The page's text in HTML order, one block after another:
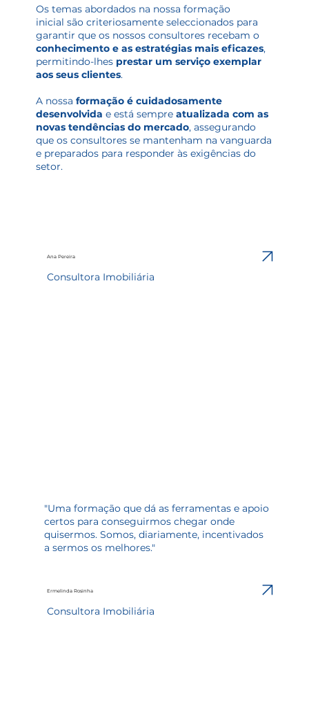
Os temas abordados na nossa formação
inicial são criteriosamente seleccionados para
garantir que os nossos consultores recebam o
conhecimento e as estratégias mais eficazes,
permitindo-lhes prestar um serviço exemplar
aos seus clientes.
A nossaformação é cuidadosamente
desenvolvida e está sempreatualizada com as
novas tendências do mercado, assegurando
que os consultores se mantenham na vanguarda
e preparados para responder às exigências do
setor.
Ana Pereira
Consultora Imobiliária
"Uma formação que dá as ferramentas e apoio
certos para conseguirmos chegar onde
quisermos. Somos, diariamente, incentivados
a sermos os melhores."
Ermelinda Rosinha
Consultora Imobiliária